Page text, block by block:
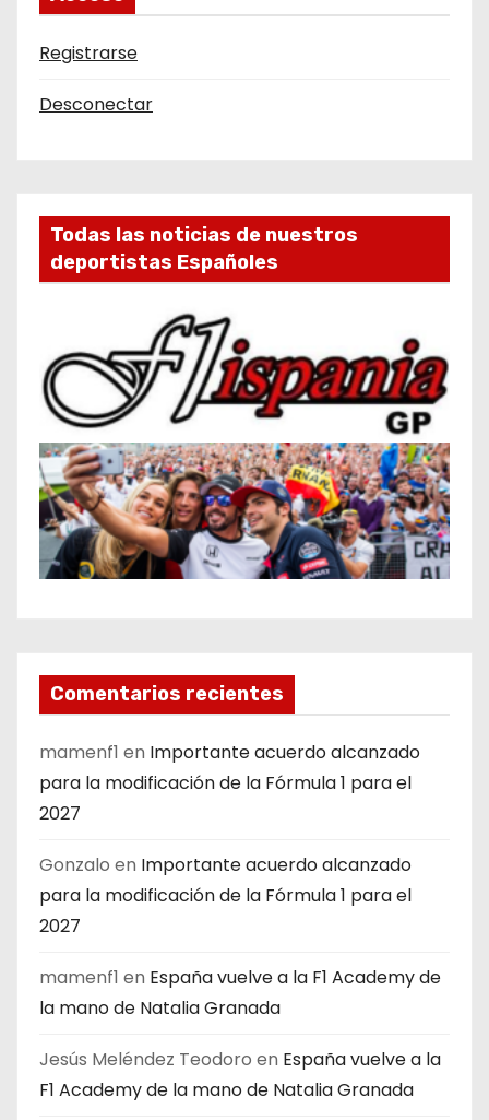
Registrarse
Desconectar
Todas las noticias de nuestros
deportistas Españoles
Comentarios recientes
mamenf1 en Importante acuerdo alcanzado
para la modificación de la Fórmula 1 para el
2027
Gonzalo en Importante acuerdo alcanzado
para la modificación de la Fórmula 1 para el
2027
mamenf1 en España vuelve a la F1 Academy de
la mano de Natalia Granada
Jesús Meléndez Teodoro en España vuelve a la
F1 Academy de la mano de Natalia Granada